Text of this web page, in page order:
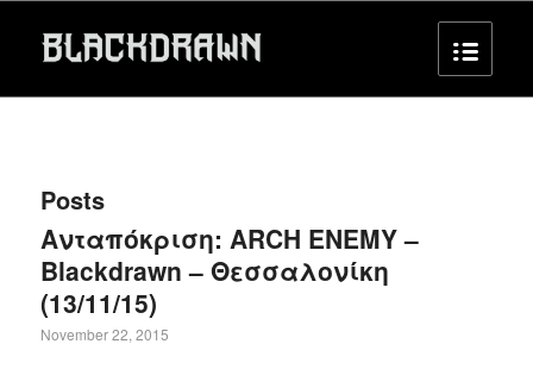
Posts
Ανταπόκριση: ARCH ENEMY –
Blackdrawn – Θεσσαλονίκη
(13/11/15)
November 22, 2015